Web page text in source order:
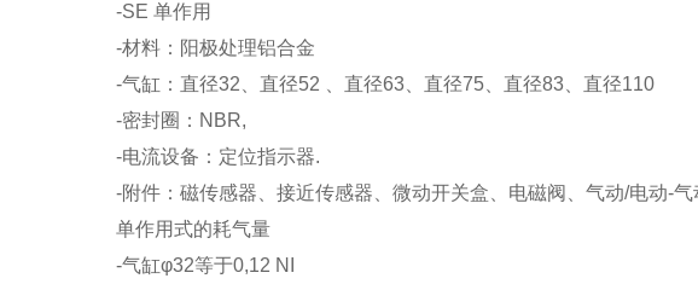
-SE 单作用
-材料：阳极处理铝合金
-气缸：直径32、直径52 、直径63、直径75、直径83、直径110
-密封圈：NBR,
-电流设备：定位指示器.
-附件：磁传感器、接近传感器、微动开关盒、电磁阀、气动/电动-气
单作用式的耗气量
-气缸φ32等于0,12 NI